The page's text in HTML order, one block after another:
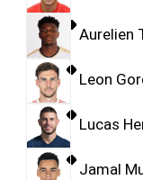
Aurelien
Leon
Lucas
Jamal